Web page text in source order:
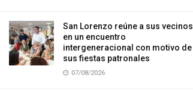
San Lorenzo reúne a sus vecinos
en un encuentro
intergeneracional con motivo de
sus fiestas patronales
07/08/2026